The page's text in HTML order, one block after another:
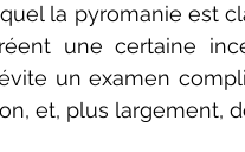
la pyromanie est
une certaine
un examen
et, plus largement,